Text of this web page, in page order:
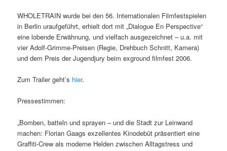
WHOLETRAIN wurde bei den 56. Internationalen Filmfestspielen
in Berlin uraufgeführt, erhielt dort mit „Dialogue En Perspective“
eine lobende Erwähnung, und vielfach ausgezeichnet – u.a. mit
vier Adolf-Grimme-Preisen (Regie, Drehbuch Schnitt, Kamera)
und dem Preis der Jugendjury beim exground filmfest 2006.
Zum Trailer geht’s hier.
Pressestimmen:
„Bomben, batteln und sprayen – und die Stadt zur Leinwand
machen: Florian Gaags exzellentes Kinodebüt präsentiert eine
Graffiti-Crew als moderne Helden zwischen Alltagstress und